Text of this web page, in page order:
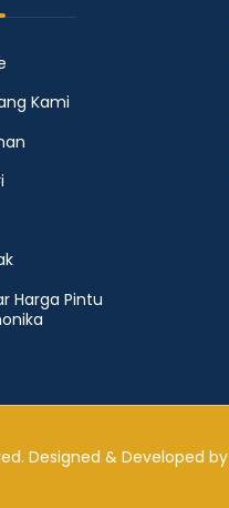
Kami
Harga Pintu
Designed & Developed by